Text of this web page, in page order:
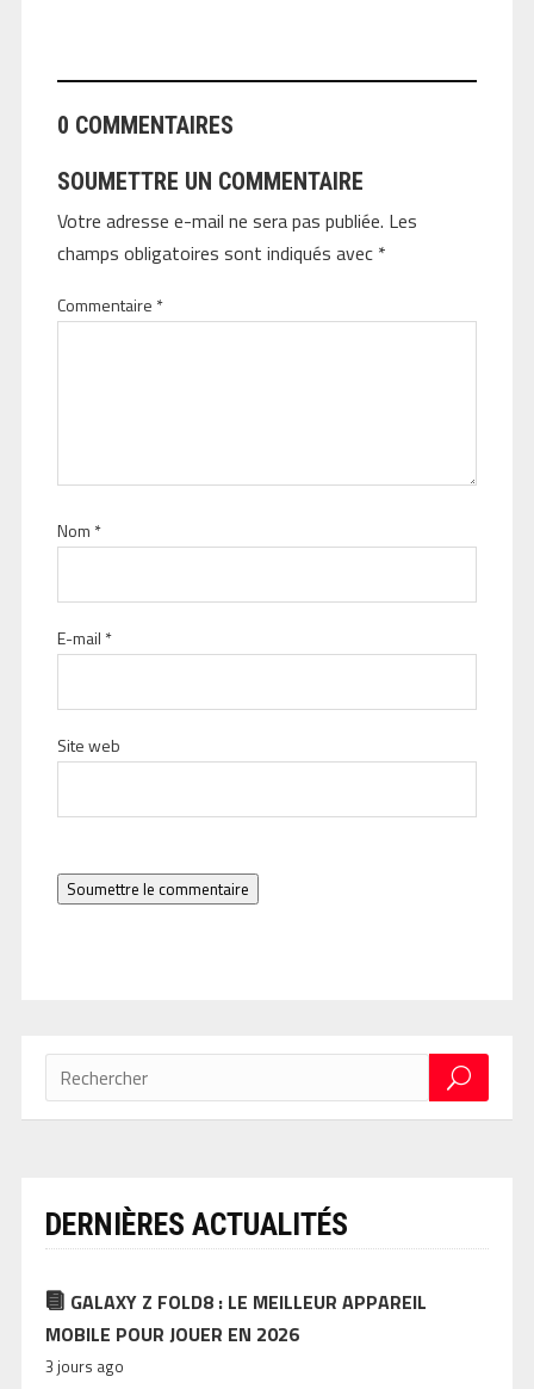
0 COMMENTAIRES
SOUMETTRE UN COMMENTAIRE
Votre adresse e-mail ne sera pas publiée. Les
champs obligatoires sont indiqués avec *
Commentaire *
Nom *
E-mail *
Site web
Soumettre le commentaire
DERNIÈRES ACTUALITÉS
GALAXY Z FOLD8 : LE MEILLEUR APPAREIL
MOBILE POUR JOUER EN 2026
3 jours ago